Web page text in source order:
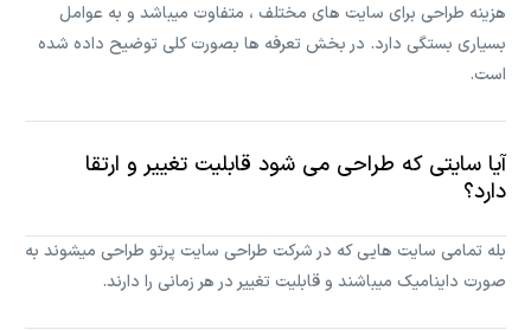
هزینه طراحی برای سایت های مختلف ، متفاوت میباشد و به عوامل
بسیاری بستگی دارد. در بخش تعرفه ها بصورت کلی توضیح داده شده
است.
آیا سایتی که طراحی می شود قابلیت تغییر و ارتقا
دارد؟
بله تمامی سایت هایی که در شرکت طراحی سایت پرتو طراحی میشوند به
صورت داینامیک میباشند و قابلیت تغییر در هر زمانی را دارند.